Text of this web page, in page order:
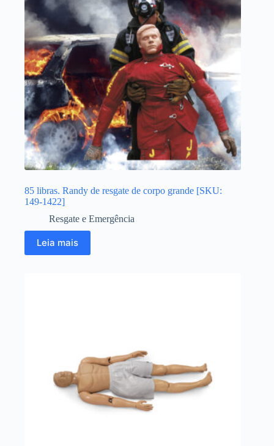
85 libras. Randy de resgate de corpo grande [SKU:
149-1422]
Resgate e Emergência
Leia mais